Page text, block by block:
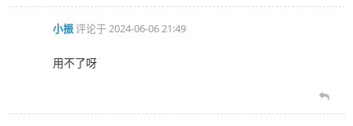
小振评论于2024-06-06 21:49
用不了呀